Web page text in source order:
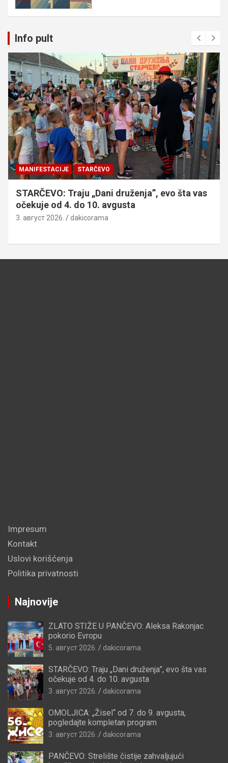
Info pult
MANIFESTACIJE STARČEVO
STARČEVO: Traju „Dani druženja”, evo šta vas
očekuje od 4. do 10. avgusta
3. август 2026. dakicorama
Impresum
Kontakt
Uslovi korišćenja
Politika privatnosti
Najnovije
ZLATO STIŽE U PANČEVO: Aleksa Rakonjac
pokorio Evropu
5. август 2026. dakicorama
STARČEVO: Traju „Dani druženja”, evo šta vas
očekuje od 4. do 10. avgusta
3. август 2026. dakicorama
OMOLJICA: „Žisel“ od 7. do 9. avgusta,
pogledajte kompletan program
3. август 2026. dakicorama
PANČEVO: Strelište čistije zahvaljujući